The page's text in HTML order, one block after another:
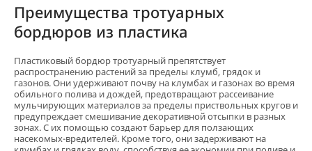
Преимущества тротуарных
бордюров из пластика
Пластиковый бордюр тротуарный препятствует
распространению растений за пределы клумб, грядок и
газонов. Они удерживают почву на клумбах и газонах во время
обильного полива и дождей, предотвращают рассеивание
мульчирующих материалов за пределы приствольных кругов и
предупреждает смешивание декоративной отсыпки в разных
зонах. С их помощью создают барьер для ползающих
насекомых-вредителей. Кроме того, они задерживают на